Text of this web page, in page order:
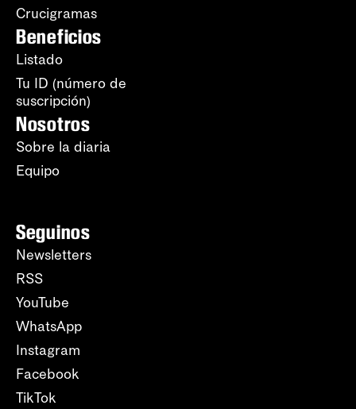
Crucigramas
Beneficios
Listado
Tu ID (número de
suscripción)
Nosotros
Sobre la diaria
Equipo
Seguinos
Newsletters
RSS
YouTube
WhatsApp
Instagram
Facebook
TikTok